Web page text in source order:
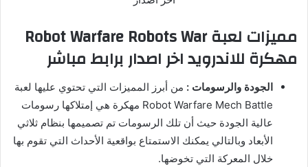
مميزات لعبة Robot Warfare Robots War
مهكرة للاندرويد اخر اصدار برابط مباشر
الجودة والرسومات : من أبرز المميزات التي تحتوي عليها لعبة
Robot Warfare Mech Battle مهكرة هي إمتلاكها رسومات
عالية الجودة حيث أن تلك الرسومات تم تصميمها بنظام ثلاثي
الأبعاد وبالتالي يمكنك الاستمتاع بواقعية الأحداث التي تقوم بها
خلال المعركة التي تخوضها.